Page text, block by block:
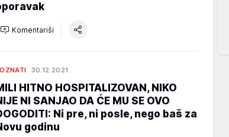
Komentariši
30.12.2021.
HITNO HOSPITALIZOVAN, NIKO
NI SANJAO DA ĆE MU SE OVO
Ni pre, ni posle, nego baš za
godinu